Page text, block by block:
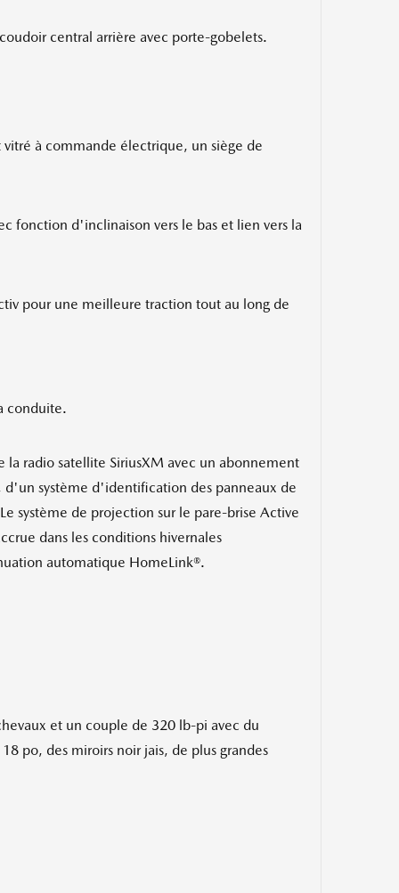
central arrière avec porte-gobelets.
à commande électrique, un siège de
fonction d'inclinaison vers le bas et lien vers la
pour une meilleure traction tout au long de
conduite.
la radio satellite SiriusXM avec un abonnement
système d'identification des panneaux de
système de projection sur le pare-brise Active
dans les conditions hivernales
automatique HomeLink®.
et un couple de 320 lb-pi avec du
po, des miroirs noir jais, de plus grandes